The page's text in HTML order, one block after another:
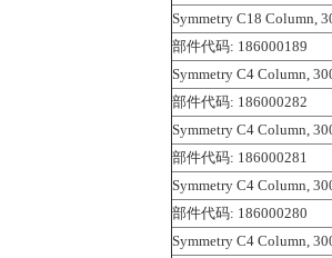
Symmetry C18 Column,
部件代码: 186000189
Symmetry C4 Column,
部件代码: 186000282
Symmetry C4 Column,
部件代码: 186000281
Symmetry C4 Column,
部件代码: 186000280
Symmetry C4 Column,